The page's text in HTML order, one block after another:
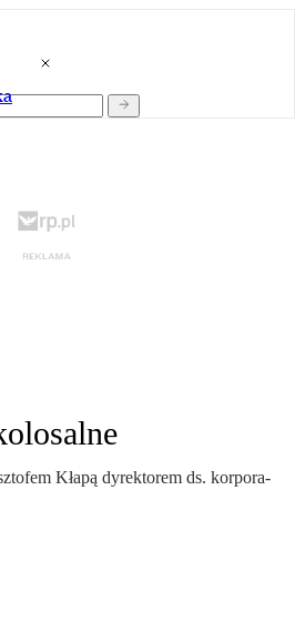
Kła­pą dy­rek­torem ds. kor­po­ra­